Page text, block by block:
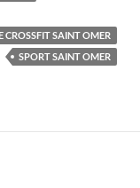
CROSSFIT SAINT OMER
SPORT SAINT OMER